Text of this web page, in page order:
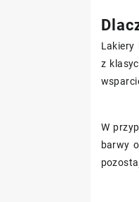
Lakiery
z
W
barwy